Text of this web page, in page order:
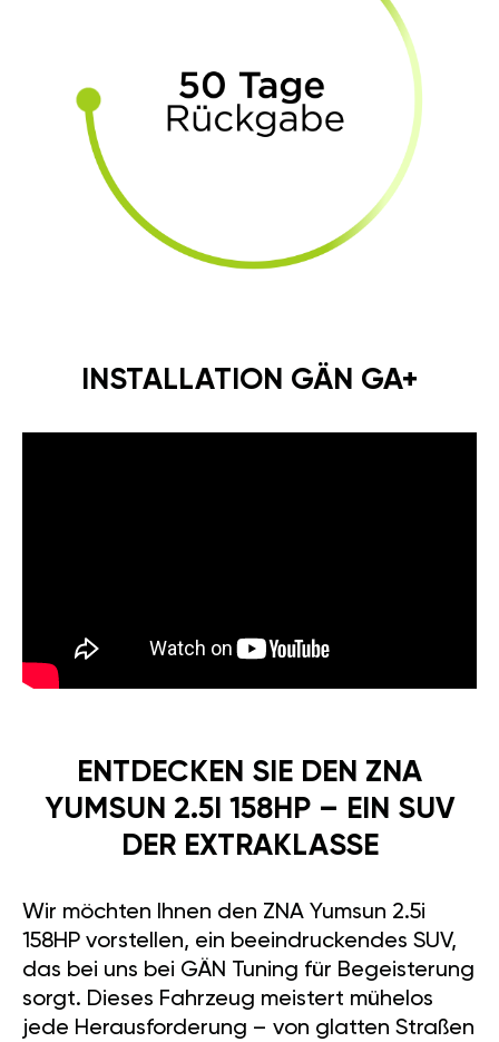
INSTALLATION GÄN GA+
ENTDECKEN SIE DEN ZNA
YUMSUN 2.5I 158HP – EIN SUV
DER EXTRAKLASSE
Wir möchten Ihnen den ZNA Yumsun 2.5i
158HP vorstellen, ein beeindruckendes SUV,
das bei uns bei GÄN Tuning für Begeisterung
sorgt. Dieses Fahrzeug meistert mühelos
jede Herausforderung – von glatten Straßen